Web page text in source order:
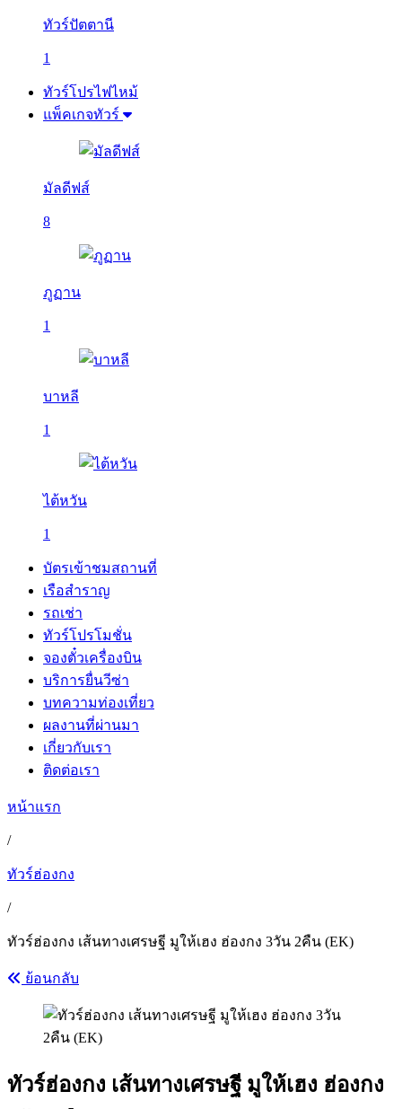
ทัวร์ปัตตานี
1
ทัวร์โปรไฟไหม้
แพ็คเกจทัวร์
มัลดีฟส์
8
ภูฏาน
1
บาหลี
1
ไต้หวัน
1
บัตรเข้าชมสถานที่
เรือสำราญ
รถเช่า
ทัวร์โปรโมชั่น
จองตั๋วเครื่องบิน
บริการยื่นวีซ่า
บทความท่องเที่ยว
ผลงานที่ผ่านมา
เกี่ยวกับเรา
ติดต่อเรา
หน้าแรก
/
ทัวร์ฮ่องกง
/
ทัวร์ฮ่องกง เส้นทางเศรษฐี มูให้เฮง ฮ่องกง 3วัน 2คืน (EK)
ย้อนกลับ
ทัวร์ฮ่องกง เส้นทางเศรษฐี มูให้เฮง ฮ่องกง